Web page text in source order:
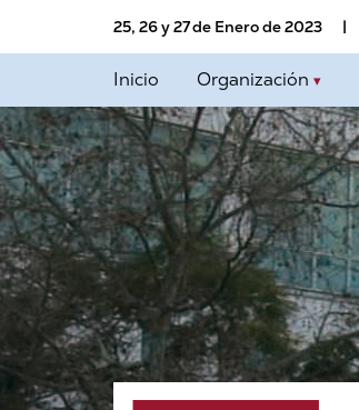
25, 26 y 27 de Enero de 2023
Inicio Organización